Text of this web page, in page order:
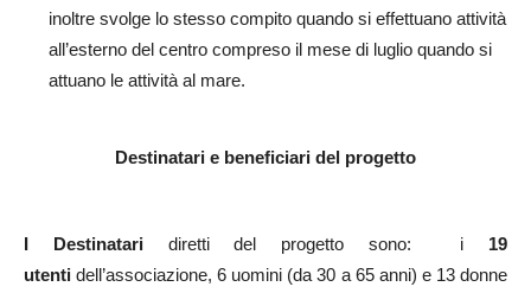
inoltre svolge lo stesso compito quando si effettuano attività
all’esterno del centro compreso il mese di luglio quando si
attuano le attività al mare.
Destinatari e beneficiari del progetto
I Destinataridiretti del progetto sono: i 19
utenti dell’associazione, 6 uomini (da 30 a 65 anni) e 13 donne